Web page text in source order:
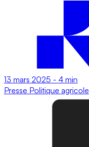
13 mars 2025 - 4 min
Presse Politique agricole